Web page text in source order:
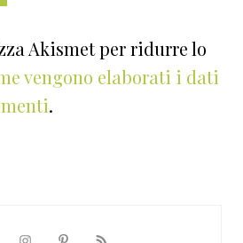
Akismet per ridurre lo
vengono elaborati i dati
.